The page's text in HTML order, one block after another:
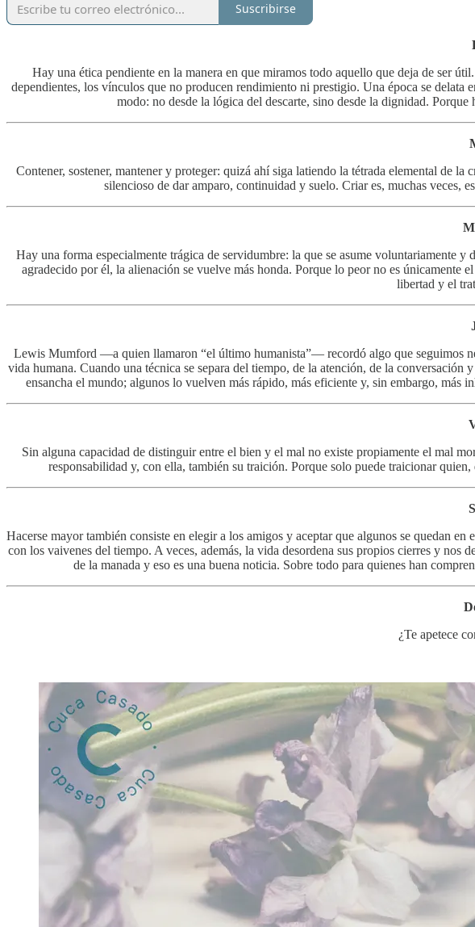
Suscribirse
Hay una ética pendiente en la manera en que miramos todo aquello que deja de ser
dependientes, los vínculos que no producen rendimiento ni prestigio. Una época se
modo: no desde la lógica del descarte, sino desde la dignidad.
Contener, sostener, mantener y proteger: quizá ahí siga latiendo la tétrada elemental de
silencioso de dar amparo, continuidad y suelo. Criar es, muchas veces,
Hay una forma especialmente trágica de servidumbre: la que se asume voluntariamente
agradecido por él, la alienación se vuelve más honda. Porque lo peor no es únicamente
libertad y el
Lewis Mumford —a quien llamaron “el último humanista”— recordó algo que seguimos
vida humana. Cuando una técnica se separa del tiempo, de la atención, de la
ensancha el mundo; algunos lo vuelven más rápido, más eficiente y, sin embargo, más
Sin alguna capacidad de distinguir entre el bien y el mal no existe propiamente el mal
responsabilidad y, con ella, también su traición. Porque solo puede traicionar
Hacerse mayor también consiste en elegir a los amigos y aceptar que algunos se quedan
con los vaivenes del tiempo. A veces, además, la vida desordena sus propios cierres y
de la manada y eso es una buena noticia. Sobre todo para quienes han
¿Te apetece